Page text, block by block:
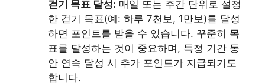
걷기 목표 달성: 매일 또는 주간 단위로 설정
한 걷기 목표(예: 하루 7천보, 1만보)를 달성
하면 포인트를 받을 수 있습니다. 꾸준히 목
표를 달성하는 것이 중요하며, 특정 기간 동
안 연속 달성 시 추가 포인트가 지급되기도
합니다.